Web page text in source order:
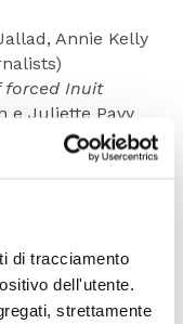
di tracciamento
dell'utente.
strettamente
Annie Kelly
forced Inuit
e Juliette Pavy
a morir por
with